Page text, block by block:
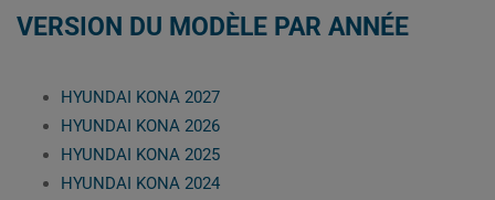
VERSION DU MODÈLE PAR ANNÉE
HYUNDAI KONA 2027
HYUNDAI KONA 2026
HYUNDAI KONA 2025
HYUNDAI KONA 2024